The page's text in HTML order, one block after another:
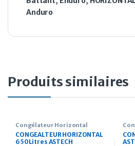
Anduro
Produits similaires
Congélateur Horizontal
CONGEALTEUR HORIZONTAL
650Litres ASTECH